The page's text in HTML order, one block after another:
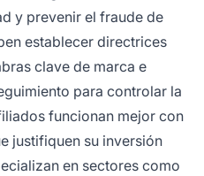
y prevenir el fraude de
establecer directrices
clave de marca e
para controlar la
funcionan mejor con
justifiquen su inversión
en sectores como